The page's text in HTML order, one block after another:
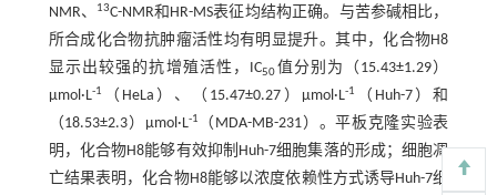
NMR、
13C-NMR和HR-MS表征均结构正确。与苦参碱相比，
所合成化合物抗肿瘤活性均有明显提升。其中，化合物H8
显示出较强的抗增殖活性，IC50值分别为（15.43±1.29）
μmol·L-1 （HeLa）、（15.47±0.27）μmol·L-1
（Huh-7）和
（18.53±2.3）μmol·L-1
（MDA-MB-231）。平板克隆实验表
明，化合物H8能够有效抑制Huh-7细胞集落的形成；细胞凋
亡结果表明，化合物H8能够以浓度依赖性方式诱导Huh-7细